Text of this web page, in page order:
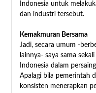
Indonesia untuk
dan industri tersebut.
Kemakmuran Bersama
Jadi, secara umum -
lainnya- saya sama
Indonesia dalam
Apalagi bila pemerintah
konsisten menerapkan